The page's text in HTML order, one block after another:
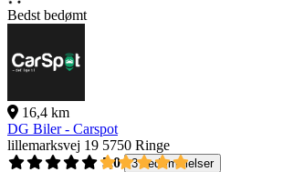
Bedst bedømt
16,4 km
DG Biler - Carspot
lillemarksvej 19 5750 Ringe
5,0
3 bedømmelser